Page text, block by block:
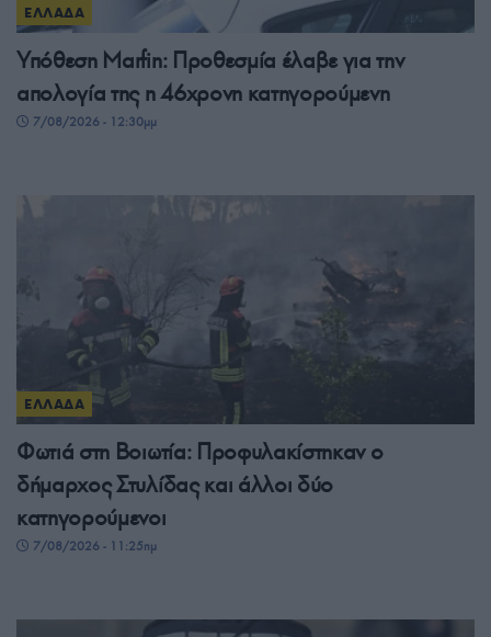
ΕΛΛΑΔΑ
Υπόθεση Marfin: Προθεσμία έλαβε για την
απολογία της η 46χρονη κατηγορούμενη
7/08/2026 - 12:30μμ
ΕΛΛΑΔΑ
Φωτιά στη Βοιωτία: Προφυλακίστηκαν ο
δήμαρχος Στυλίδας και άλλοι δύο
κατηγορούμενοι
7/08/2026 - 11:25πμ